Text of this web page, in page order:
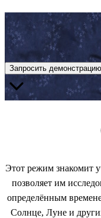
Запросить демонстрацию
Этот режим знакомит
позволяет им
определённым
Солнце, Луне и